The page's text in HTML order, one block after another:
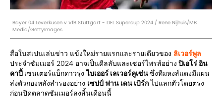
Bayer 04 Leverkusen v VfB Stuttgart - DFL Supercup 2024 / Rene Nijhuis/MB
Media/GettyImages
สื่อในสเปนเล่นข่าว แข้งใหม่รายแรกและรายเดียวของ ลิเวอร์พูล
ประจำซัมเมอร์ 2024 อาจเป็นดีลลับและเซอร์ไพรส์อย่าง ปิเอโร่ อิน
คาปี้ เซนเตอร์แบ็กดาวรุ่งไบเออร์ เลเวอร์คูเซ่นซึ่งทีมหงส์แดงมีแผน
ส่งตัวกองหลังสำรองอย่าง เซปป์ ฟาน เดน เบิร์กไปแลกตัวโดยตรง
ก่อนปิดตลาดซัมเมอร์ลงสิ้นเดือนนี้